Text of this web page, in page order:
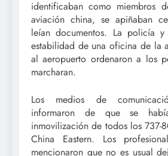
identificaban como miembros
aviación china, se apiñaban
leían documentos. La policía
estabilidad de una oficina de la
al aeropuerto ordenaron a los
marcharan.
Los medios de
informaron de que se
inmovilización de todos los
China Eastern. Los
mencionaron que no es usual